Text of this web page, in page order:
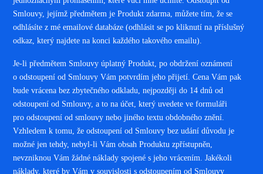
Smlouvy, jejímž předmětem je Produkt zdarma, můžete tím, že se
odhlásíte z mé emailové databáze (odhlásit se po kliknutí na příslušný
odkaz, který najdete na konci každého takového emailu).
Je-li předmětem Smlouvy úplatný Produkt, po obdržení oznámení
o odstoupení od Smlouvy Vám potvrdím jeho přijetí. Cena Vám pak
bude vrácena bez zbytečného odkladu, nejpozději do 14 dnů od
odstoupení od Smlouvy, a to na účet, který uvedete ve formuláři
pro odstoupení od smlouvy nebo jiného textu obdobného znění.
Vzhledem k tomu, že odstoupení od Smlouvy bez udání důvodu je
možné jen tehdy, nebyl-li Vám obsah Produktu zpřístupněn,
nevzniknou Vám žádné náklady spojené s jeho vrácením. Jakékoli
náklady, které by Vám v souvislosti s odstoupením od Smlouvy